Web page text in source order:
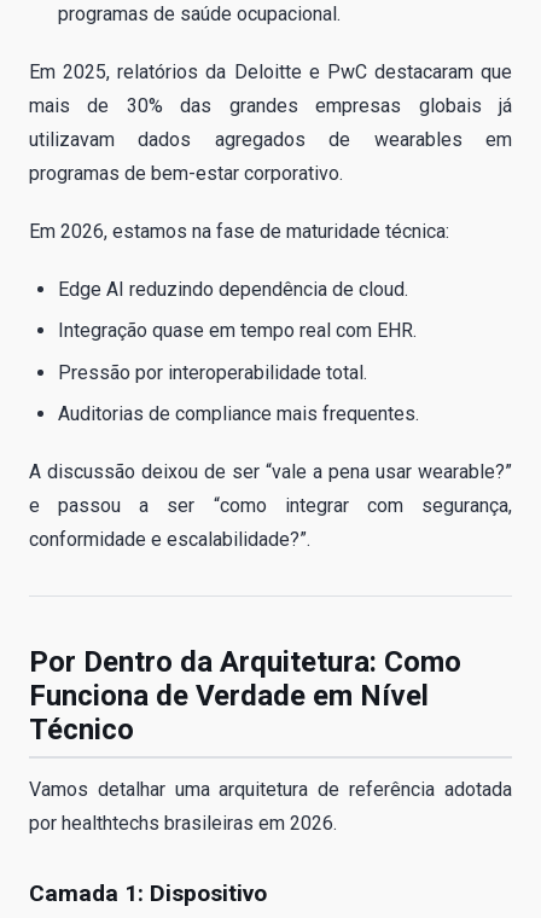
programas de saúde ocupacional.
Em 2025, relatórios da Deloitte e PwC destacaram que
mais de 30% das grandes empresas globais já
utilizavam dados agregados de wearables em
programas de bem-estar corporativo.
Em 2026, estamos na fase de maturidade técnica:
Edge AI reduzindo dependência de cloud.
Integração quase em tempo real com EHR.
Pressão por interoperabilidade total.
Auditorias de compliance mais frequentes.
A discussão deixou de ser “vale a pena usar wearable?”
e passou a ser “como integrar com segurança,
conformidade e escalabilidade?”.
Por Dentro da Arquitetura: Como
Funciona de Verdade em Nível
Técnico
Vamos detalhar uma arquitetura de referência adotada
por healthtechs brasileiras em 2026.
Camada 1: Dispositivo